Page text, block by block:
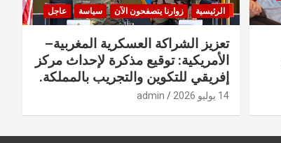
الرئيسية زوارنا يتصفحون الآن سياسة عاجل
تعزيز الشراكة العسكرية المغربية–
الأمريكية: توقيع مذكرة لإحداث مركز
إفريقي للتكوين والتجريب بالمملكة.
14 يوليو 2026 admin